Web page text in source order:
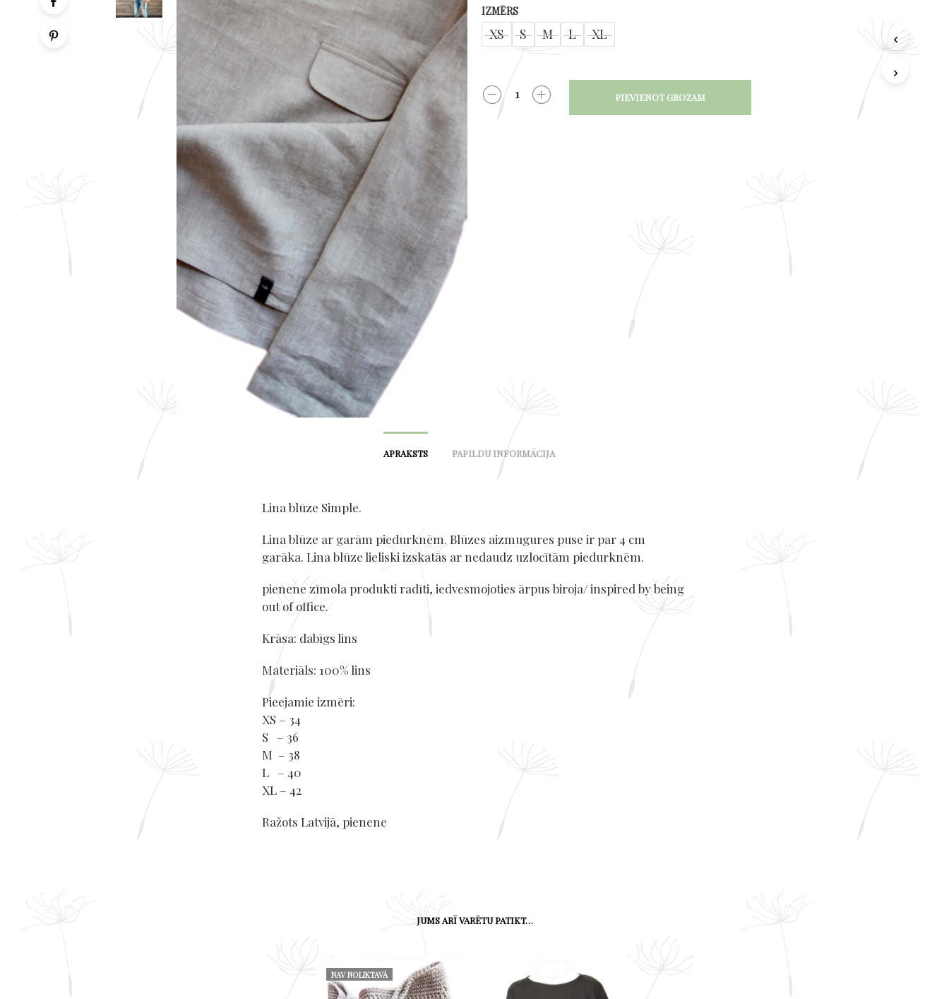
IZMĒRS
XS S M L XL
DAUDZUMS PIEVIENOT GROZAM
APRAKSTS PAPILDU INFORMĀCIJA
Lina blūze Simple.
Lina blūze ar garām piedurknēm. Blūzes aizmugures puse ir par 4 cm
garāka. Lina blūze lieliski izskatās ar nedaudz uzlocītām piedurknēm.
pienene zīmola produkti radīti, iedvesmojoties ārpus biroja/ inspired by being
out of office.
Krāsa: dabīgs lins
Materiāls: 100% lins
Pieejamie izmēri:
XS – 34
S – 36
M – 38
L – 40
XL – 42
Ražots Latvijā, pienene
JUMS ARĪ VARĒTU PATIKT…
NAV NOLIKTAVĀ